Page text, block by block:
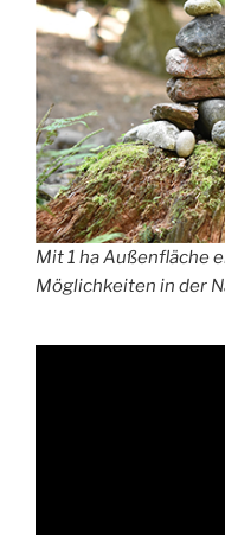
Mit 1 ha Außenfläche
Möglichkeiten in der